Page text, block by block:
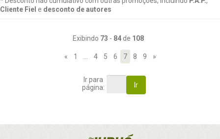
Cliente Fiel e desconto de autores
Exibindo 73 - 84de 108
« 1 4 5 6 7 8 9 »
Ir para
página:
Ir